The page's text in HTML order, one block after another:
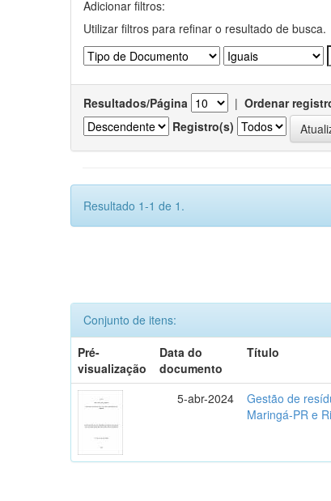
Adicionar filtros:
Utilizar filtros para refinar o resultado de busca.
Resultados/Página | Ordenar
Registro(s)
Resultado 1-1 de 1.
Conjunto de itens:
Pré-
visualização
Data do
documento
Título
5-abr-2024
Gestão de
Maringá-PR e